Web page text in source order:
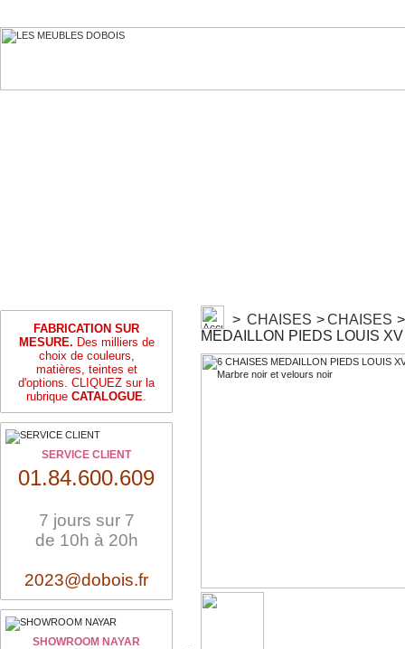
FABRICATION SUR
MESURE. Des milliers de
choix de couleurs,
matières, teintes et
d'options. CLIQUEZ sur la
rubrique CATALOGUE.
SERVICE CLIENT
01.84.600.609
7 jours sur 7
de 10h à 20h
2023@dobois.fr
SHOWROOM NAYAR
> CHAISES >CHAISES >
MEDAILLON PIEDS LOUIS